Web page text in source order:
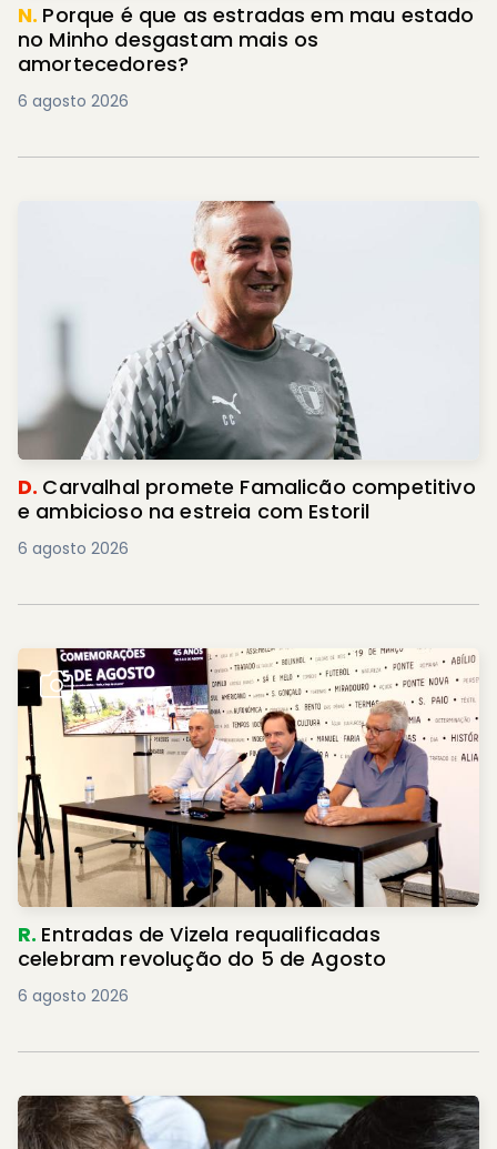
N. Porque é que as estradas em mau estado
no Minho desgastam mais os
amortecedores?
6 agosto 2026
D. Carvalhal promete Famalicão competitivo
e ambicioso na estreia com Estoril
6 agosto 2026
R. Entradas de Vizela requalificadas
celebram revolução do 5 de Agosto
6 agosto 2026